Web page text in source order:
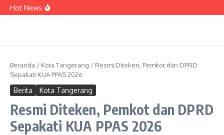
Lewati ke konten
Hot News
Kadinsos Kota Tangerang : Data 3.021
Beranda / Kota Tangerang / Resmi Diteken, Pemkot dan DPRD
Sepakati KUA PPAS 2026
Berita Kota Tangerang
Resmi Diteken, Pemkot dan DPRD
Sepakati KUA PPAS 2026